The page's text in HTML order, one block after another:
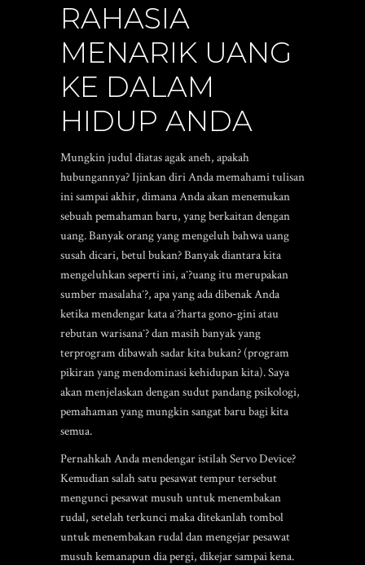
RAHASIA
MENARIK UANG
KE DALAM
HIDUP ANDA
Mungkin judul diatas agak aneh, apakah
hubungannya? Ijinkan diri Anda memahami tulisan
ini sampai akhir, dimana Anda akan menemukan
sebuah pemahaman baru, yang berkaitan dengan
uang. Banyak orang yang mengeluh bahwa uang
susah dicari, betul bukan? Banyak diantara kita
mengeluhkan seperti ini, aˆ?uang itu merupakan
sumber masalahaˆ?, apa yang ada dibenak Anda
ketika mendengar kata aˆ?harta gono-gini atau
rebutan warisanaˆ? dan masih banyak yang
terprogram dibawah sadar kita bukan? (program
pikiran yang mendominasi kehidupan kita). Saya
akan menjelaskan dengan sudut pandang psikologi,
pemahaman yang mungkin sangat baru bagi kita
semua.
Pernahkah Anda mendengar istilah Servo Device?
Kemudian salah satu pesawat tempur tersebut
mengunci pesawat musuh untuk menembakan
rudal, setelah terkunci maka ditekanlah tombol
untuk menembakan rudal dan mengejar pesawat
musuh kemanapun dia pergi, dikejar sampai kena.